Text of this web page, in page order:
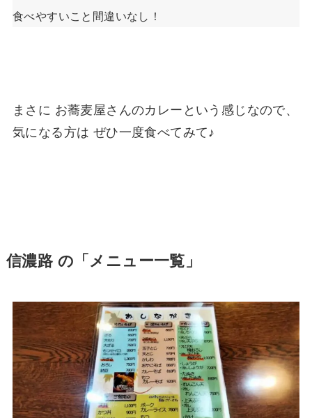
食べやすいこと間違いなし！
まさに お蕎麦屋さんのカレーという感じなので、
気になる方は ぜひ一度食べてみて♪
信濃路 の「メニュー一覧」